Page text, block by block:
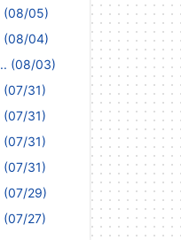
(08/05)
(08/04)
(08/03)
(07/31)
(07/31)
(07/31)
(07/31)
(07/29)
(07/27)